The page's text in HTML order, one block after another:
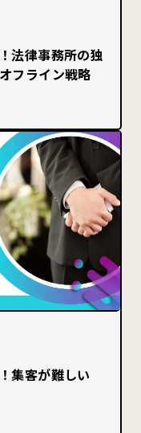
法律事務所の独
フライン戦略
集客が難しい